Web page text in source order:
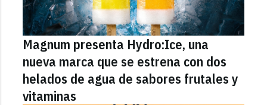
Magnum presenta Hydro:Ice, una
nueva marca que se estrena con dos
helados de agua de sabores frutales y
vitaminas